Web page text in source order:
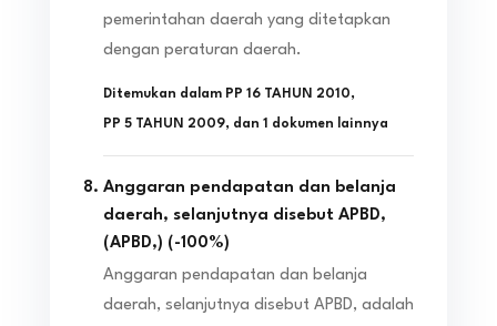
pemerintahan daerah yang ditetapkan
dengan peraturan daerah.
Ditemukan dalam PP 16 TAHUN 2010,
PP 5 TAHUN 2009, dan 1 dokumen lainnya
Anggaran pendapatan dan belanja
daerah, selanjutnya disebut APBD,
(APBD,) ( -100%)
Anggaran pendapatan dan belanja
daerah, selanjutnya disebut APBD, adalah